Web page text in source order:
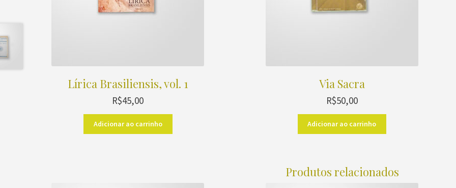
Lírica Brasiliensis, vol. 1
R$45,00
Adicionar ao carrinho
Via Sacra
R$50,00
Adicionar ao carrinho
Produtos relacionados